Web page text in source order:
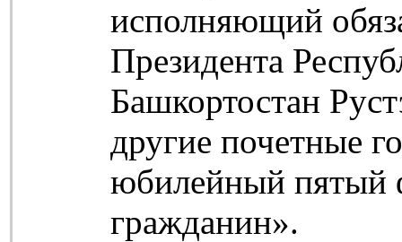
исполняющий
Президента
Башкортостан
другие почетные
юбилейный пятый
гражданин».